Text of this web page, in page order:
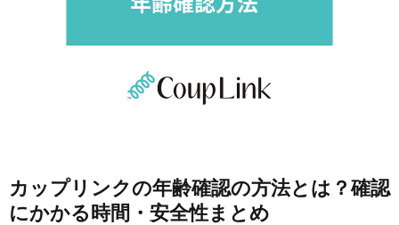
カップリンクの年齢確認の方法とは？確認
にかかる時間・安全性まとめ